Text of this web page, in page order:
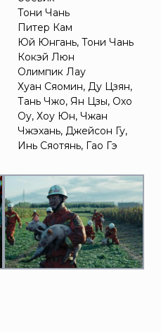
Тони Чань
Питер Кам
Юй Юнгань, Тони Чань
Кокэй Люн
Олимпик Лау
Хуан Сяомин, Ду Цзян,
Тань Чжо, Ян Цзы, Охо
Оу, Хоу Юн, Чжан
Чжэхань, Джейсон Гу,
Инь Сяотянь, Гао Гэ